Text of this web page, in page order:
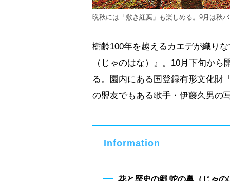
晩秋には「敷き紅葉」も楽しめる。9月は秋
樹齢100年を越えるカエデが織り
（じゃのはな）』。10月下旬か
る。園内にある国登録有形文化財
の盟友でもある歌手・伊藤久男の
Information
花と歴史の郷 蛇の鼻（じゃの